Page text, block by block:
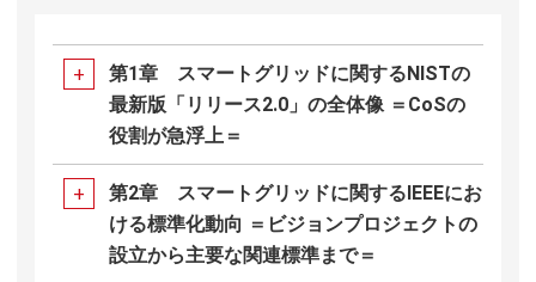
第1章 スマートグリッドに関するNISTの
最新版「リリース2.0」の全体像 ＝CoSの
役割が急浮上＝
第2章 スマートグリッドに関するIEEEにお
ける標準化動向 ＝ビジョンプロジェクトの
設立から主要な関連標準まで＝